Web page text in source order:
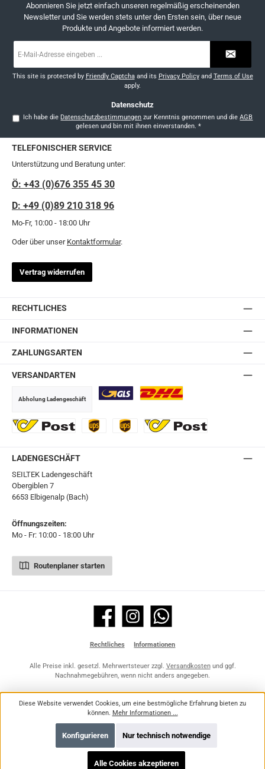
Abonnieren Sie jetzt einfach unseren regelmäßig erscheinenden
Newsletter und Sie werden stets unter den Ersten sein, über neue
Produkte und Angebote informiert werden.
Mail-
*
This site is protected by Friendly Captchaand its Privacy Policyand Terms of Use
apply.
Datenschutz
Ich habe die Datenschutzbestimmungen zur Kenntnis genommen und dieAGB
gelesen und bin mit ihnen einverstanden. *
TELEFONISCHER SERVICE
Unterstützung und Beratung unter:
Ö: +43 (0)676 355 45 30
D: +49 (0)89 210 318 96
Mo-Fr, 10:00 - 18:00 Uhr
Oder über unser Kontaktformular.
Vertrag widerrufen
RECHTLICHES
INFORMATIONEN
ZAHLUNGSARTEN
VERSANDARTEN
Abholung Ladengeschäft
LADENGESCHÄFT
SEILTEK Ladengeschäft
Obergiblen 7
6653 Elbigenalp (Bach)
Öffnungszeiten:
Mo - Fr: 10:00 - 18:00 Uhr
Routenplaner starten
Facebook Instagram WhatsApp
Rechtliches Informationen
Alle Preise inkl. gesetzl. Mehrwertsteuer zzgl. Versandkostenund ggf.
Nachnahmegebühren, wenn nicht anders angegeben.
Diese Website verwendet Cookies, um eine bestmögliche Erfahrung bieten zu
können. Mehr Informationen ...
Nur technisch notwendige
Konfigurieren
Alle Cookies akzeptieren